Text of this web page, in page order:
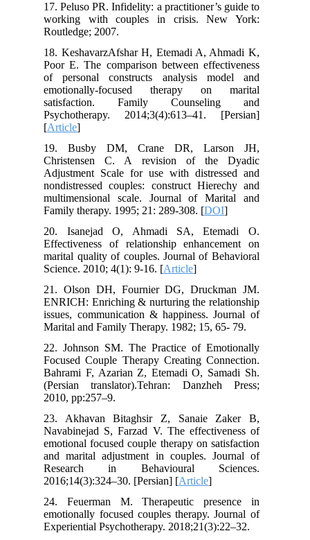
17. Peluso PR. Infidelity: a practitioner’s guide to
working with couples in crisis. New York:
Routledge; 2007.
18. KeshavarzAfshar H, Etemadi A, Ahmadi K,
Poor E. The comparison between effectiveness
of personal constructs analysis model and
emotionally-focused therapy on marital
satisfaction. Family Counseling and
Psychotherapy. 2014;3(4):613–41. [Persian]
[Article
19. Busby DM, Crane DR, Larson JH,
Christensen C. A revision of the Dyadic
Adjustment Scale for use with distressed and
nondistressed couples: construct Hierechy and
multimensional scale. Journal of Marital and
Family therapy. 1995; 21: 289-308. [DOI
20. Isanejad O, Ahmadi SA, Etemadi O.
Effectiveness of relationship enhancement on
marital quality of couples. Journal of Behavioral
Science. 2010; 4(1): 9-16. [Article
21. Olson DH, Fournier DG, Druckman JM.
ENRICH: Enriching & nurturing the relationship
issues, communication & happiness. Journal of
Marital and Family Therapy. 1982; 15, 65- 79.
22. Johnson SM. The Practice of Emotionally
Focused Couple Therapy Creating Connection.
Bahrami F, Azarian Z, Etemadi O, Samadi Sh.
(Persian translator).Tehran: Danzheh Press;
2010, pp:257–9.
23. Akhavan Bitaghsir Z, Sanaie Zaker B,
Navabinejad S, Farzad V. The effectiveness of
emotional focused couple therapy on satisfaction
and marital adjustment in couples. Journal of
Research in Behavioural Sciences.
2016;14(3):324–30. [Persian] [Article
24. Feuerman M. Therapeutic presence in
emotionally focused couples therapy. Journal of
Experiential Psychotherapy. 2018;21(3):22–32.